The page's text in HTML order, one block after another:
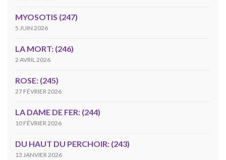
MYOSOTIS (247)
5 JUIN 2026
LA MORT: (246)
2 AVRIL 2026
ROSE: (245)
27 FÉVRIER 2026
LA DAME DE FER: (244)
10 FÉVRIER 2026
DU HAUT DU PERCHOIR: (243)
13 JANVIER 2026